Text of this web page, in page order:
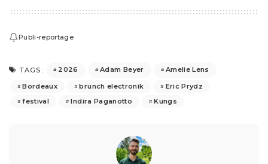
Publi-reportage
TAGS: 2026 Adam Beyer
Amelie Lens
Bordeaux
brunch electronik
Eric Prydz
festival
Indira Paganotto Kungs